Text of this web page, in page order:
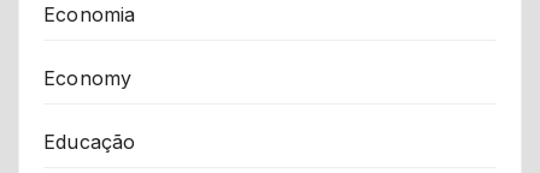
Economia
Economy
Educação